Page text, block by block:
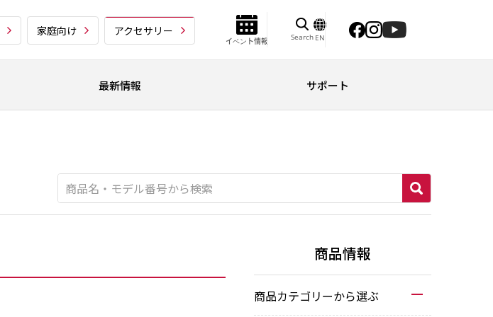
家庭向け アクセサリー
イベント情報 Search EN
最新情報 サポート
商品情報
商品カテゴリーから選ぶ